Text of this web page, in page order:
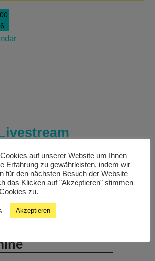
auf unserer Website um Ihnen
Erfahrung zu gewährleisten, indem wir
für den nächsten Besuch der Website
das Klicken auf "Akzeptieren" stimmen
zu.
Akzeptieren